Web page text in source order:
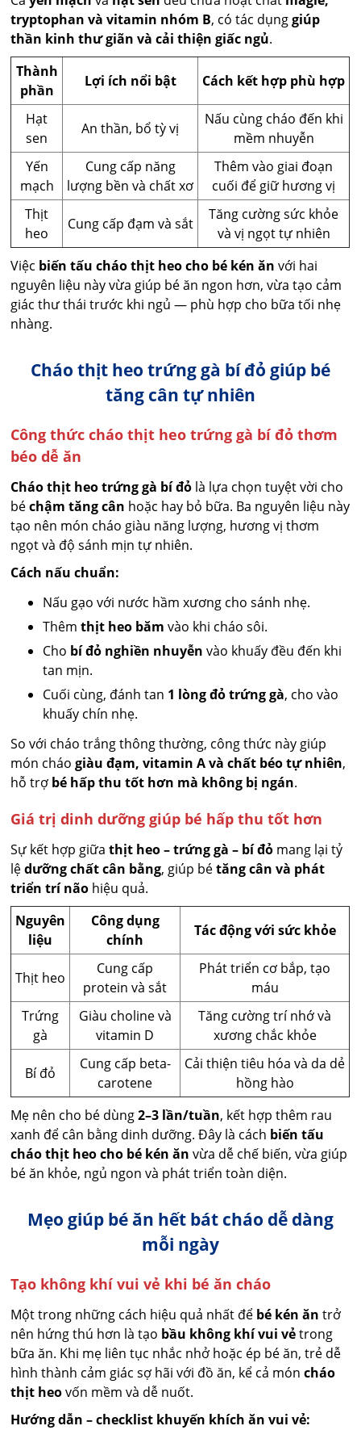
tryptophan và vitamin nhóm B, có tác dụnggiúp
thần kinh thư giãn và cải thiện giấc ngủ.
Thành
phần
Lợi ích nổi bật Cách kết hợp phù hợp
Hạt
sen
An thần, bổ tỳ vị
Nấu cùng cháo đến khi
mềm nhuyễn
Yến
mạch
Cung cấp năng
lượng bền và chất xơ
Thêm vào giai đoạn
cuối để giữ hương vị
Thịt
heo
Cung cấp đạm và sắt
Tăng cường sức khỏe
và vị ngọt tự nhiên
Việc biến tấu cháo thịt heo cho bé kén ăn với hai
nguyên liệu này vừa giúp bé ăn ngon hơn, vừa tạo cảm
giác thư thái trước khi ngủ — phù hợp cho bữa tối nhẹ
nhàng.
Cháo thịt heo trứng gà bí đỏ giúp bé
tăng cân tự nhiên
Công thức cháo thịt heo trứng gà bí đỏ thơm
béo dễ ăn
Cháo thịt heo trứng gà bí đỏ là lựa chọn tuyệt vời cho
béchậm tăng cân hoặc hay bỏ bữa. Ba nguyên liệu này
tạo nên món cháo giàu năng lượng, hương vị thơm
ngọt và độ sánh mịn tự nhiên.
Cách nấu chuẩn:
Nấu gạo với nước hầm xương cho sánh nhẹ.
Thêmthịt heo băm vào khi cháo sôi.
Cho bí đỏ nghiền nhuyễn vào khuấy đều đến khi
tan mịn.
Cuối cùng, đánh tan 1 lòng đỏ trứng gà, cho vào
khuấy chín nhẹ.
So với cháo trắng thông thường, công thức này giúp
món cháogiàu đạm, vitamin A và chất béo tự nhiên,
hỗ trợbé hấp thu tốt hơn mà không bị ngán.
Giá trị dinh dưỡng giúp bé hấp thu tốt hơn
Sự kết hợp giữathịt heo – trứng gà – bí đỏ mang lại tỷ
lệdưỡng chất cân bằng, giúp bétăng cân và phát
triển trí não hiệu quả.
Nguyên
liệu
Công dụng
chính
Tác động với sức khỏe
Thịt heo
Cung cấp
protein và sắt
Phát triển cơ bắp, tạo
máu
Trứng
gà
Giàu choline và
vitamin D
Tăng cường trí nhớ và
xương chắc khỏe
Bí đỏ
Cung cấp beta-
carotene
Cải thiện tiêu hóa và da dẻ
hồng hào
Mẹ nên cho bé dùng2–3 lần/tuần, kết hợp thêm rau
xanh để cân bằng dinh dưỡng. Đây là cách biến tấu
cháo thịt heo cho bé kén ăn vừa dễ chế biến, vừa giúp
bé ăn khỏe, ngủ ngon và phát triển toàn diện.
Mẹo giúp bé ăn hết bát cháo dễ dàng
mỗi ngày
Tạo không khí vui vẻ khi bé ăn cháo
Một trong những cách hiệu quả nhất để bé kén ăn trở
nên hứng thú hơn là tạo bầu không khí vui vẻtrong
bữa ăn. Khi mẹ liên tục nhắc nhở hoặc ép bé ăn, trẻ dễ
hình thành cảm giác sợ hãi với đồ ăn, kể cả móncháo
thịt heovốn mềm và dễ nuốt.
Hướng dẫn – checklist khuyến khích ăn vui vẻ: